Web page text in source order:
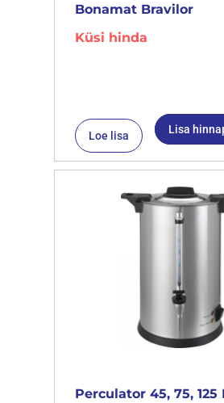
Bonamat Bravilor
Küsi hinda
Loe lisa Lisa
Perculator 45, 75,